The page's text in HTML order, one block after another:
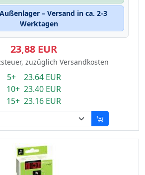
– Versand in ca. 2-3
Werktagen
23,88 EUR
zuzüglich Versandkosten
5+ 23.64 EUR
10+ 23.40 EUR
15+ 23.16 EUR